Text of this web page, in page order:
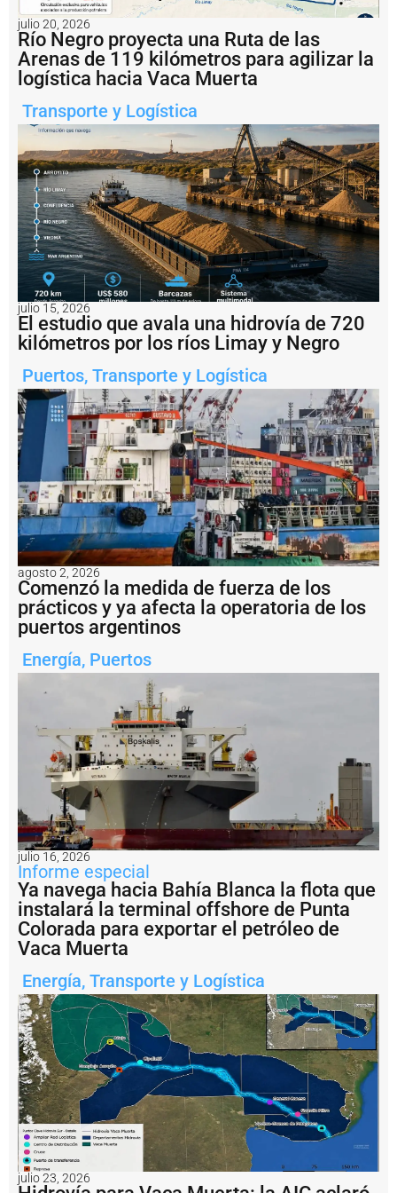
s
a
ri
o
c
o
n
v
e
r
ti
r
s
e
r
e
m
e
n
t
e
e
n
s
a
a
d
e
l
a
m
i
n
e
rí
a
r
P
e
s
c
a
il
e
g
a
l:
A
r
g
e
n
ti
n
a
i
m
p
u
s
o
julio 20, 2026
Río Negro proyecta una Ruta de las
Arenas de 119 kilómetros para agilizar la
logística hacia Vaca Muerta
Transporte y Logística
julio 15, 2026
El estudio que avala una hidrovía de 720
kilómetros por los ríos Limay y Negro
Puertos, Transporte y Logística
agosto 2, 2026
Comenzó la medida de fuerza de los
prácticos y ya afecta la operatoria de los
puertos argentinos
Energía, Puertos
julio 16, 2026
Informe especial
Ya navega hacia Bahía Blanca la flota que
instalará la terminal offshore de Punta
Colorada para exportar el petróleo de
Vaca Muerta
Energía, Transporte y Logística
julio 23, 2026